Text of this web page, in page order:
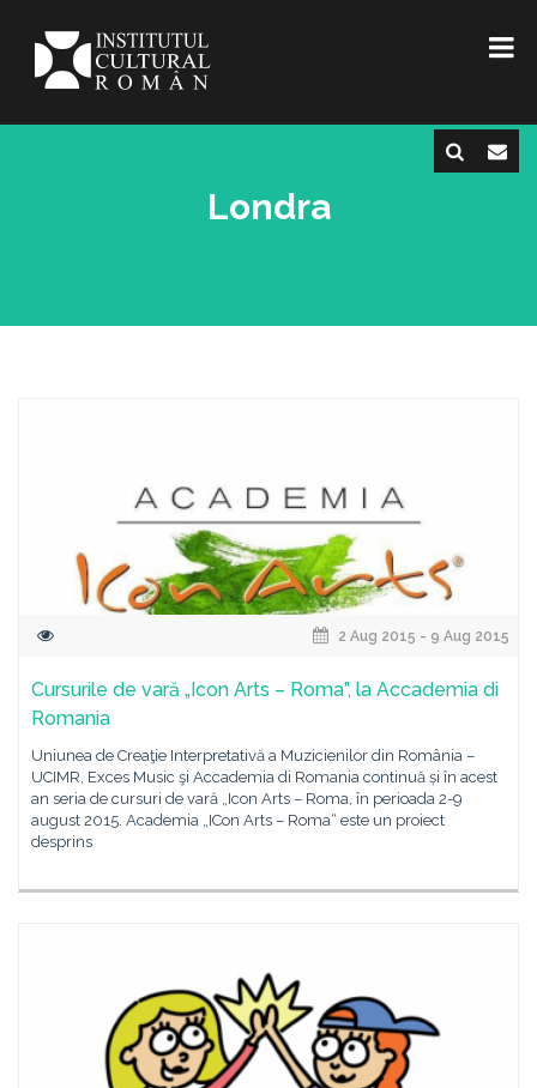
Londra
2 Aug 2015 - 9 Aug 2015
Cursurile de vară „Icon Arts – Roma”, la Accademia di
Romania
Uniunea de Creaţie Interpretativă a Muzicienilor din România –
UCIMR, Exces Music şi Accademia di Romania continuă și în acest
an seria de cursuri de vară „Icon Arts – Roma, în perioada 2-9
august 2015. Academia „ICon Arts – Roma“ este un proiect
desprins